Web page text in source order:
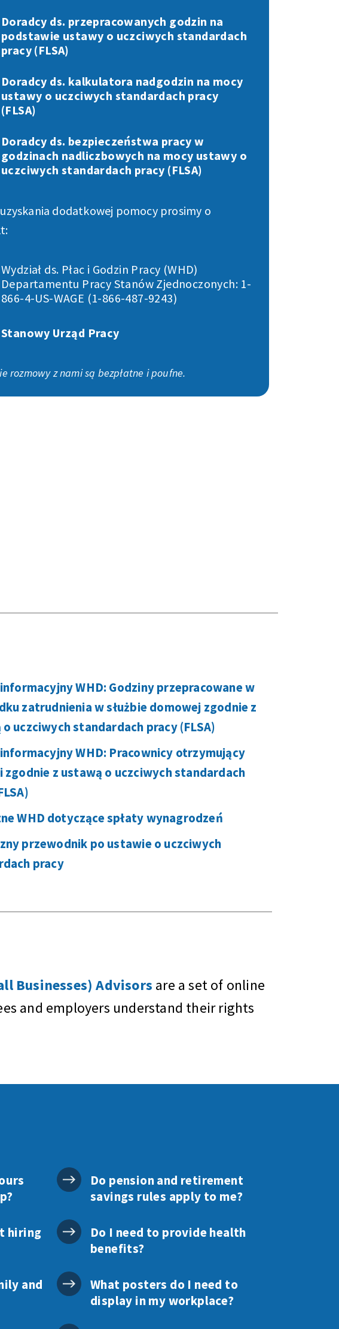
Doradcy ds. przepracowanych godzin na
podstawie ustawy o uczciwych standardach
pracy (FLSA)
Doradcy ds. kalkulatora nadgodzin na mocy
ustawy o uczciwych standardach pracy
(FLSA)
Doradcy ds. bezpieczeństwa pracy w
godzinach nadliczbowych na mocy ustawy o
uczciwych standardach pracy (FLSA)
dodatkowej pomocy prosimy o
Wydział ds. Płac i Godzin Pracy (WHD)
Departamentu Pracy Stanów Zjednoczonych: 1-
866-4-US-WAGE (1-866-487-9243)
Stanowy Urząd Pracy
rozmowy z nami są bezpłatne i poufne.
WHD: Godziny przepracowane w
zatrudnienia w służbie domowej zgodnie z
uczciwych standardach pracy (FLSA)
WHD: Pracownicy otrzymujący
zgodnie z ustawą o uczciwych standardach
WHD dotyczące spłaty wynagrodzeń
przewodnik po ustawie o uczciwych
pracy
Businesses) Advisors are a set of online
and employers understand their rights
hiring
and
Do pension and retirement
savings rules apply to me?
Do I need to provide health
benefits?
What posters do I need to
display in my workplace?